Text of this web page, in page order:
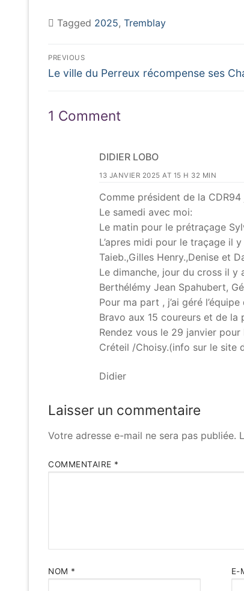
Tagged 2025, Tremblay
Navigation
de
PREVIOUS
Previous
Le ville du Perreux récompense ses
1 Comment
DIDIER LOBO
13 JANVIER 2025 AT 15 H 32 MIN
Comme président de la
Le samedi avec moi:
Le matin pour le prétraçage
L’apres midi pour le traçage il
Taieb.,Gilles Henry.,Denise et
Le dimanche, jour du cross il y
Berthélémy Jean Spahubert,
Pour ma part , j’ai géré l’équipe
Bravo aux 15 coureurs et de
Rendez vous le 29 janvier
Créteil /Choisy.(info sur le site
Didier
Laisser un commentaire
Votre adresse e-mail ne sera pas publiée.
COMMENTAIRE *
NOM * E-